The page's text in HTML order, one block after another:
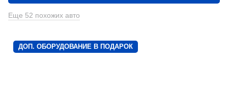
Еще 52 похожих авто
ДОП. ОБОРУДОВАНИЕ В ПОДАРОК